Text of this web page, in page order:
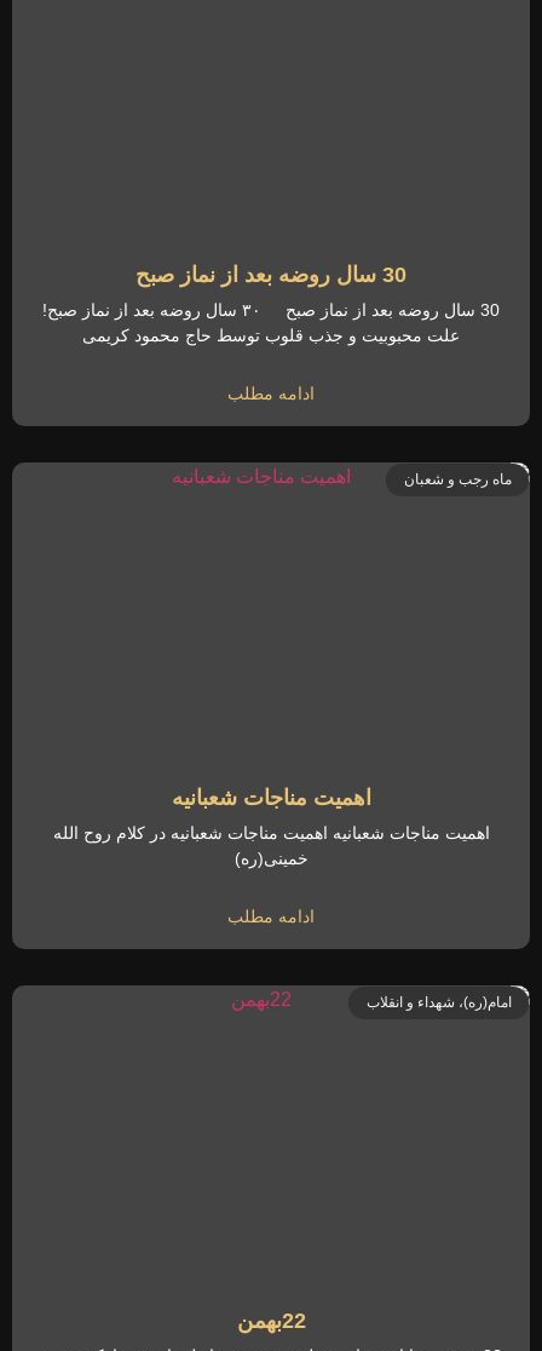
30 سال روضه بعد از نماز صبح
30 سال روضه بعد از نماز صبح ۳۰ سال روضه بعد از نماز صبح!
علت محبوبیت و جذب قلوب توسط حاج محمود کریمی
ادامه مطلب
ماه رجب و شعبان
اهمیت مناجات شعبانیه
اهمیت مناجات شعبانیه اهمیت مناجات شعبانیه در کلام روح الله
خمینی(ره)
ادامه مطلب
امام(ره)، شهداء و انقلاب
22بهمن